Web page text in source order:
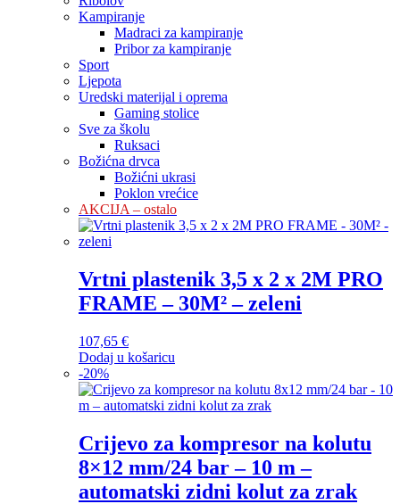
Kampiranje
Madraci za kampiranje
Pribor za kampiranje
Sport
Ljepota
Uredski materijal i oprema
Gaming stolice
Sve za školu
Ruksaci
Božićna drvca
Božićni ukrasi
Poklon vrećice
AKCIJA – ostalo
Vrtni plastenik 3,5 x 2 x 2M PRO
FRAME – 30M² – zeleni
107,65 €
Dodaj u košaricu
-20%
Crijevo za kompresor na kolutu
8×12 mm/24 bar – 10 m –
automatski zidni kolut za zrak